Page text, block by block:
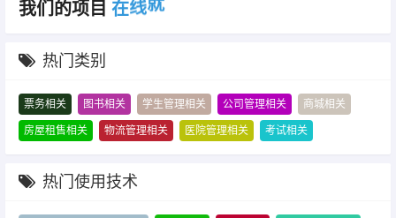
我们的项目 在线就可
热门类别
票务相关 图书相关 学生管理相关 公司管理相关 商城相关
房屋租售相关 物流管理相关 医院管理相关 考试相关
热门使用技术